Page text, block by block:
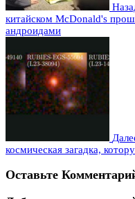
китайском McDonald's
андроидами
космическая загадка,
Оставьте